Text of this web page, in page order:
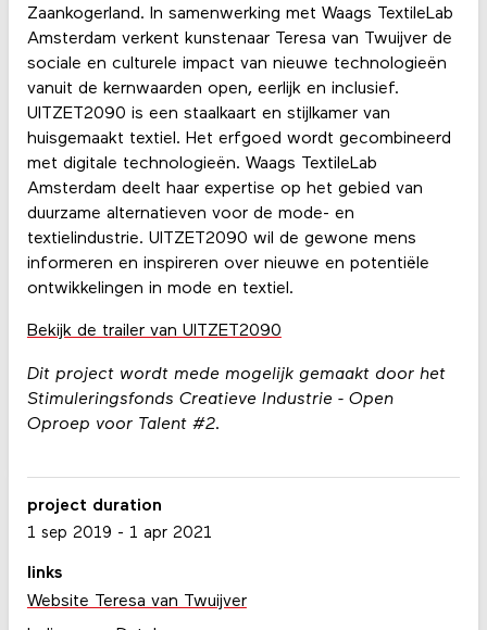
Zaankogerland. In samenwerking met Waags TextileLab
Amsterdam verkent kunstenaar Teresa van Twuijver de
sociale en culturele impact van nieuwe technologieën
vanuit de kernwaarden open, eerlijk en inclusief.
UITZET2090 is een staalkaart en stijlkamer van
huisgemaakt textiel. Het erfgoed wordt gecombineerd
met digitale technologieën. Waags TextileLab
Amsterdam deelt haar expertise op het gebied van
duurzame alternatieven voor de mode- en
textielindustrie. UITZET2090 wil de gewone mens
informeren en inspireren over nieuwe en potentiële
ontwikkelingen in mode en textiel.
Bekijk de trailer van UITZET2090
Dit project wordt mede mogelijk gemaakt door het
Stimuleringsfonds Creatieve Industrie - Open
Oproep voor Talent #2.
project duration
1 sep 2019 - 1 apr 2021
links
Website Teresa van Twuijver